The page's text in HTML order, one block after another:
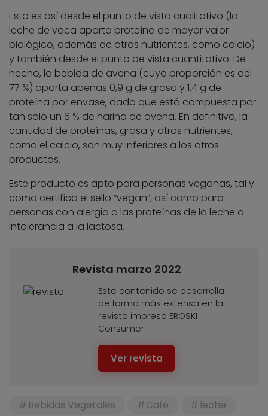
Esto es así desde el punto de vista cualitativo (la
leche de vaca aporta proteína de mayor valor
biológico, además de otros nutrientes, como calcio)
y también desde el punto de vista cuantitativo. De
hecho, la bebida de avena (cuya proporción es del
77 %) aporta apenas 0,9 g de grasa y 1,4 g de
proteína por envase, dado que está compuesta por
tan solo un 6 % de harina de avena. En definitiva, la
cantidad de proteínas, grasa y otros nutrientes,
como el calcio, son muy inferiores a los otros
productos.
Este producto es apto para personas veganas, tal y
como certifica el sello “vegan”, así como para
personas con alergia a las proteínas de la leche o
intolerancia a la lactosa.
Revista marzo 2022
Este contenido se desarrolla
de forma más extensa en la
revista impresa EROSKI
Consumer
Ver revista
Bebidas Vegetales Café leche